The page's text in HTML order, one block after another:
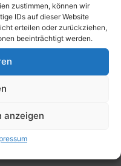
zustimmen, können wir
IDs auf dieser Website
erteilen oder zurückziehen,
beeinträchtigt werden.
anzeigen